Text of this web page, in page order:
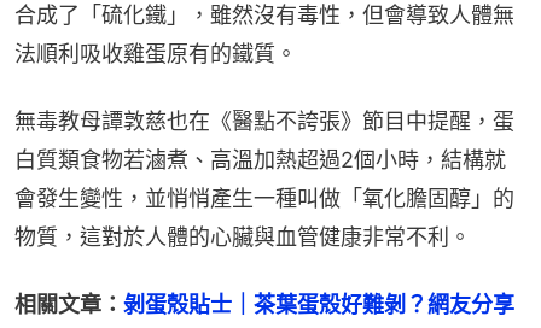
合成了「硫化鐵」，雖然沒有毒性，但會導致人體無
法順利吸收雞蛋原有的鐵質。
無毒教母譚敦慈也在《醫點不誇張》節目中提醒，蛋
白質類食物若滷煮、高溫加熱超過2個小時，結構就
會發生變性，並悄悄產生一種叫做「氧化膽固醇」的
物質，這對於人體的心臟與血管健康非常不利。
相關文章： 剝蛋殼貼士｜茶葉蛋殼好難剝？網友分享